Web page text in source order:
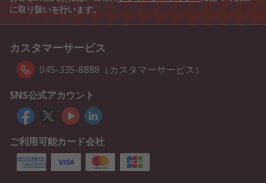
に取り扱いを行います。
カスタマーサービス
045-335-8888（カスタマーサービス）
SNS公式アカウント
ご利用可能カード会社